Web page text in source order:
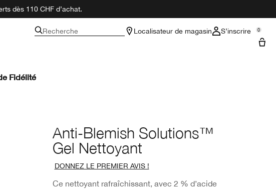
dès 110 CHF d’achat.
Recherche Localisateur de magasin S’inscrire 0
Fidélité
Anti-Blemish Solutions™
Gel Nettoyant
DONNEZ LE PREMIER AVIS !
Ce nettoyant rafraîchissant, avec 2 % d’acide